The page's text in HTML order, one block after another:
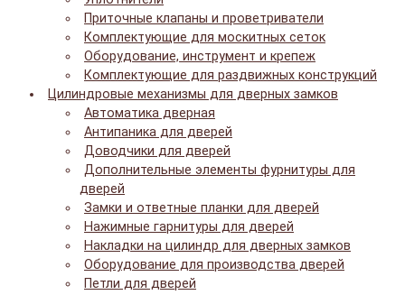
Приточные клапаны и проветриватели
Комплектующие для москитных сеток
Оборудование, инструмент и крепеж
Комплектующие для раздвижных конструкций
Цилиндровые механизмы для дверных замков
Автоматика дверная
Антипаника для дверей
Доводчики для дверей
Дополнительные элементы фурнитуры для
дверей
Замки и ответные планки для дверей
Нажимные гарнитуры для дверей
Накладки на цилиндр для дверных замков
Оборудование для производства дверей
Петли для дверей